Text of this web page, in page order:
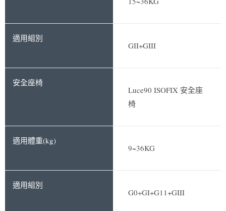
GII+GIII
Luce90 ISOFIX 安全座
椅
9~36KG
G0+GI+G11+GIII